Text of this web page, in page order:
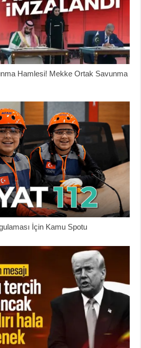
Hamlesi! Mekke Ortak Savunma
İçin Kamu Spotu